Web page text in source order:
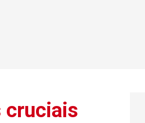
cruciais